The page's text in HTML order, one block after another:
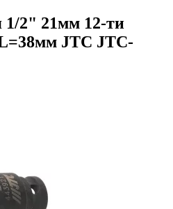
1/2" 21мм 12-ти
JTC JTC-